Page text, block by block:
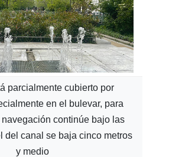
parcialmente cubierto por
en el bulevar, para
continúe bajo las
del canal se baja cinco metros
y medio